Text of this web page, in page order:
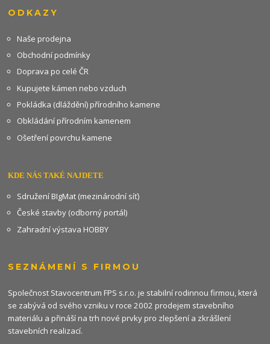
ODKAZY
Naše prodejna
Obchodní podmínky
Doprava po celé ČR
Kupujete kámen nebo vzduch
Pokládka (dláždění) přírodního kamene
Obkládání přírodním kamenem
Ošetření povrchu kamene
KDE NÁS TAKÉ NAJDETE
Sdružení BIgMat (mezinárodní síť)
České stavby (odborný portál)
Zahradní výstava HOBBY
SEZNÁMENÍ S FIRMOU
Společnost Stavocentrum FPS s.r.o. je stabilní rodinnou firmou, která
se zabývá od svého vzniku v roce 2002 prodejem stavebního
materiálu a přináší na trh nové prvky pro zlepšení a zkrášlení
stavebních realizací.